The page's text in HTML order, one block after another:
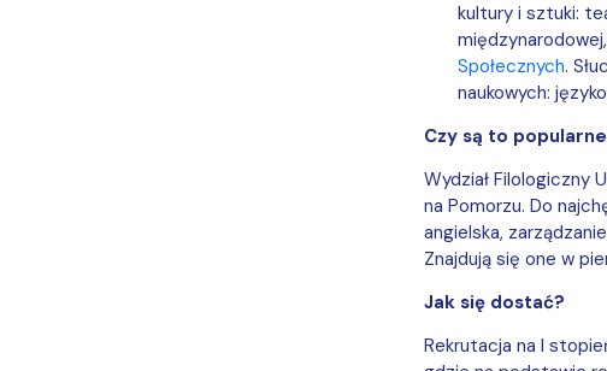
kultury i sztuki:
Społecznych.
naukowych:
Czy są to
Wydział Filologiczny
na Pomorzu. Do
angielska,
Znajdują się one w
Jak się dostać?
Rekrutacja na I